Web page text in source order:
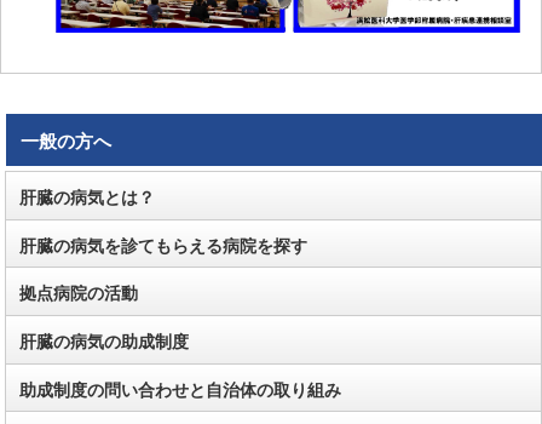
一般の方へ
肝臓の病気とは？
肝臓の病気を診てもらえる病院を探す
拠点病院の活動
肝臓の病気の助成制度
助成制度の問い合わせと自治体の取り組み